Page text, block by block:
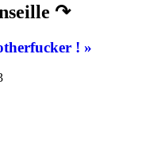
↷
! »